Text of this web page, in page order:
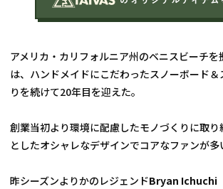
アメリカ・カリフォルニア州のベニスビーチを
は、ハンドメイドにこだわったスノーボード
りを続けて20年目を迎えた。
創業当初より環境に配慮したモノづくりに取
としたオシャレなデザインでコアなファンが多
昨シーズンよりかのレジェンドBryan Ichuchi